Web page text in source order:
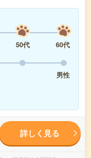
50代
60代
男性
詳しく見る